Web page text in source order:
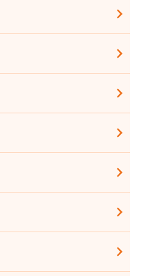
合
事業所配送センター
業所プロパンガス課